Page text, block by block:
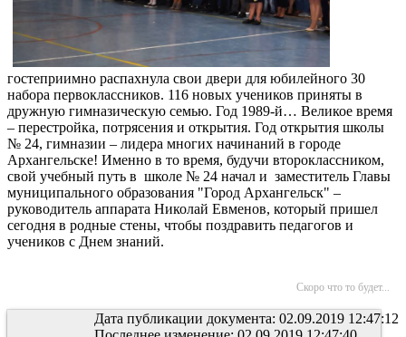
гостеприимно распахнула свои двери для юбилейного 30
набора первоклассников. 116 новых учеников приняты в
дружную гимназическую семью. Год 1989-й… Великое время
– перестройка, потрясения и открытия. Год открытия школы
№ 24, гимназии – лидера многих начинаний в городе
Архангельске! Именно в то время, будучи второклассником,
свой учебный путь в школе № 24 начал и заместитель Главы
муниципального образования "Город Архангельск" –
руководитель аппарата Николай Евменов, который пришел
сегодня в родные стены, чтобы поздравить педагогов и
учеников с Днем знаний.
Скоро что то будет...
Дата публикации документа: 02.09.2019 12:47:12